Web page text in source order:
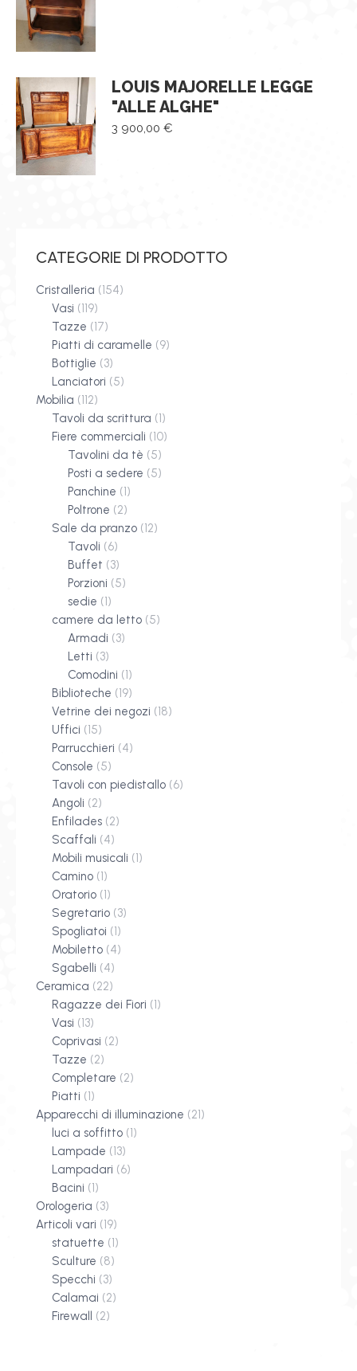
LOUIS MAJORELLE LEGGE
"ALLE ALGHE"
3 900,00 €
CATEGORIE DI PRODOTTO
Cristalleria (154)
Vasi (119)
Tazze (17)
Piatti di caramelle (9)
Bottiglie (3)
Lanciatori (5)
Mobilia (112)
Tavoli da scrittura (1)
Fiere commerciali (10)
Tavolini da tè (5)
Posti a sedere (5)
Panchine (1)
Poltrone (2)
Sale da pranzo (12)
Tavoli (6)
Buffet (3)
Porzioni (5)
sedie (1)
camere da letto (5)
Armadi (3)
Letti (3)
Comodini (1)
Biblioteche (19)
Vetrine dei negozi (18)
Uffici (15)
Parrucchieri (4)
Console (5)
Tavoli con piedistallo (6)
Angoli (2)
Enfilades (2)
Scaffali (4)
Mobili musicali (1)
Camino (1)
Oratorio (1)
Segretario (3)
Spogliatoi (1)
Mobiletto (4)
Sgabelli (4)
Ceramica (22)
Ragazze dei Fiori (1)
Vasi (13)
Coprivasi (2)
Tazze (2)
Completare (2)
Piatti (1)
Apparecchi di illuminazione (21)
luci a soffitto (1)
Lampade (13)
Lampadari (6)
Bacini (1)
Orologeria (3)
Articoli vari (19)
statuette (1)
Sculture (8)
Specchi (3)
Calamai (2)
Firewall (2)